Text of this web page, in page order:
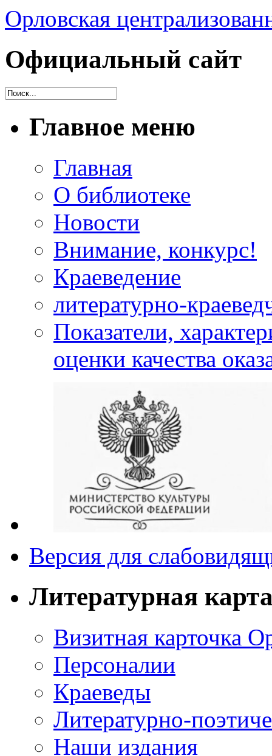
Орловская
Официальный сайт
Главное меню
Главная
О библиотеке
Новости
Внимание, конкурс!
Краеведение
литературно-
Показатели,
оценки качества
Версия для
Литературная
Визитная карточка
Персоналии
Краеведы
Литературно-
Наши издания